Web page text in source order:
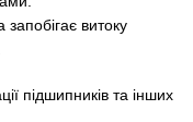
запобігає витоку
підшипників та інших